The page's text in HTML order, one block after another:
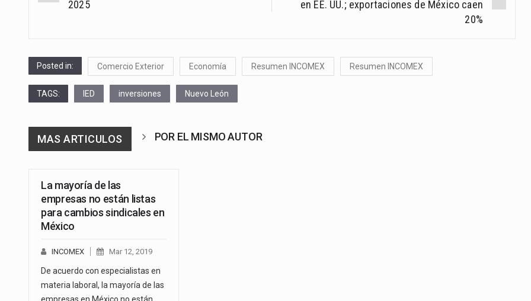
2025
en EE. UU.; exportaciones de México caen
20%
Posted in: Comercio Exterior Economía Resumen INCOMEX Resumen INCOMEX
TAGS: IED inversiones Nuevo León
MAS ARTICULOS POR EL MISMO AUTOR
La mayoría de las
empresas no están listas
para cambios sindicales en
México
INCOMEX Mar 12, 2019
De acuerdo con especialistas en
materia laboral, la mayoría de las